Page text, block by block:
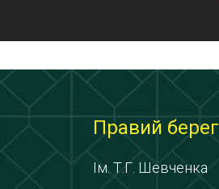
Правий берег
Ім. Т.Г. Шевченка